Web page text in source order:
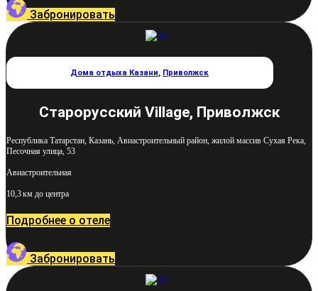
Забронировать
Дома отдыха Казани, Приволжск
Старорусский Village, Приволжск
Республика Татарстан, Казань, Авиастроительный район, жилой массив Сухая Река,
Песочная улица, 53
Авиастроительная
10,3 км до центра
Подробнее о отеле
Забронировать